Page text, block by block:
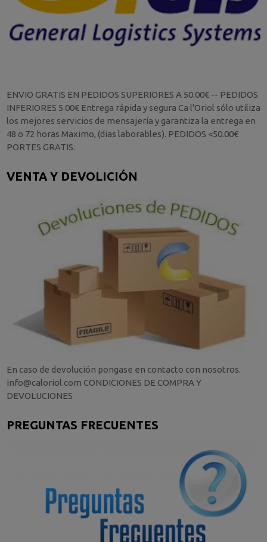
ENVIO GRATIS EN PEDIDOS SUPERIORES A 50.00€ -- PEDIDOS
INFERIORES 5.00€ Entrega rápida y segura Ca l'Oriol sólo utiliza
los mejores servicios de mensajería y garantiza la entrega en
48 o 72 horas Maximo, (dias laborables). PEDIDOS <50.00€
PORTES GRATIS.
VENTA Y DEVOLICIÓN
En caso de devolución pongase en contacto con nosotros.
info@caloriol.com CONDICIONES DE COMPRA Y
DEVOLUCIONES
PREGUNTAS FRECUENTES